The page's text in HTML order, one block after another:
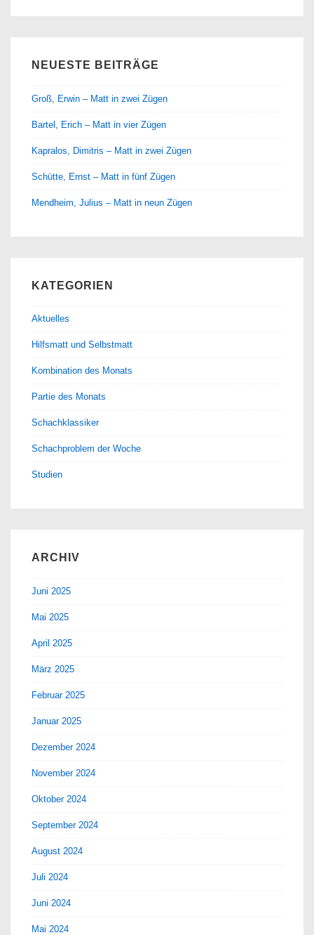
NEUESTE BEITRÄGE
Groß, Erwin – Matt in zwei Zügen
Bartel, Erich – Matt in vier Zügen
Kapralos, Dimitris – Matt in zwei Zügen
Schütte, Ernst – Matt in fünf Zügen
Mendheim, Julius – Matt in neun Zügen
KATEGORIEN
Aktuelles
Hilfsmatt und Selbstmatt
Kombination des Monats
Partie des Monats
Schachklassiker
Schachproblem der Woche
Studien
ARCHIV
Juni 2025
Mai 2025
April 2025
März 2025
Februar 2025
Januar 2025
Dezember 2024
November 2024
Oktober 2024
September 2024
August 2024
Juli 2024
Juni 2024
Mai 2024